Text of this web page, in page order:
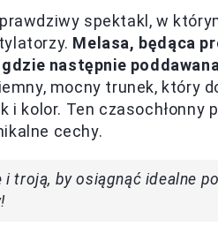
spektakl, w
Melasa, będąca
następnie
mocny trunek, który
kolor. Ten czasochłonny
cechy.
troją, by osiągnąć idealne